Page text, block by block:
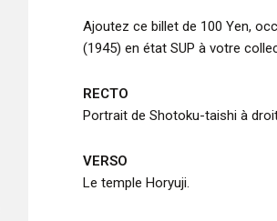
Ajoutez ce billet de 100 Yen,
(1945) en état SUP à votre
RECTO
Portrait de Shotoku-taishi à
VERSO
Le temple Horyuji.